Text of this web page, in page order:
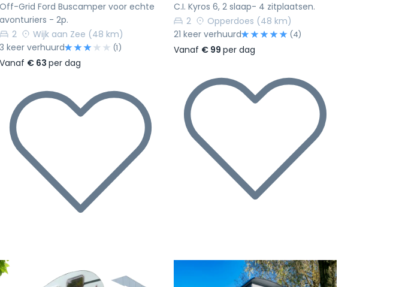
Off-Grid Ford Buscamper voor echte
avonturiers - 2p.
2
Wijk aan Zee (48 km)
3 keer verhuurd
(1)
Vanaf € 63 per dag
C.I. Kyros 6, 2 slaap- 4 zitplaatsen.
2
Opperdoes (48 km)
21 keer verhuurd
(4)
Vanaf € 99per dag